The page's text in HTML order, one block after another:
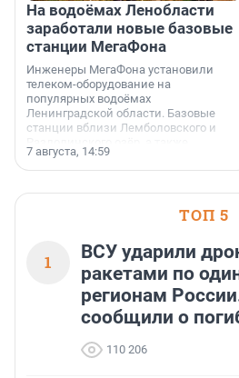
На водоёмах Ленобласти
заработали новые базовые
станции МегаФона
Инженеры МегаФона установили
телеком-оборудование на
популярных водоёмах
Ленинградской области. Базовые
станции вблизи Лемболовского и
недалеко от Большого Тосненского
водопада.
7 августа, 14:59
ТОП 5
1
ВСУ ударили
ракетами по
регионам
сообщили о
110 206